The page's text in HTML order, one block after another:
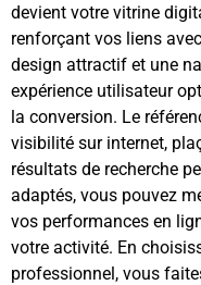
devient votre vitrine
renforçant vos liens
design attractif et une
expérience utilisateur
la conversion. Le
visibilité sur internet,
résultats de recherche
adaptés, vous pouvez
vos performances en
votre activité. En
professionnel, vous